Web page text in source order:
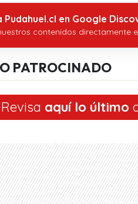
Pudahuel.cl en Google
contenidos directamente
PATROCINADO
Revisa aquí lo último